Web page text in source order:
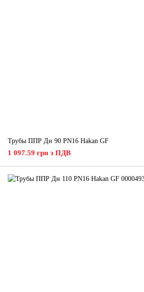
Трубы ППР Дн 90 PN16 Hakan GF
1 097.59 грн з ПДВ